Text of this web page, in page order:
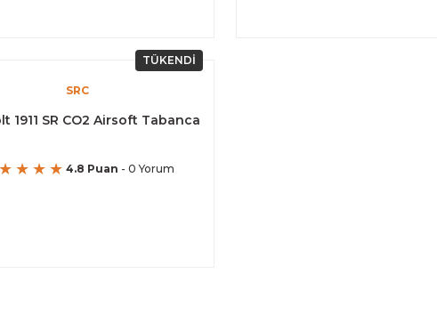
TÜKENDİ
SRC
1911 SR CO2 Airsoft Tabanca
4.8 Puan - 0 Yorum